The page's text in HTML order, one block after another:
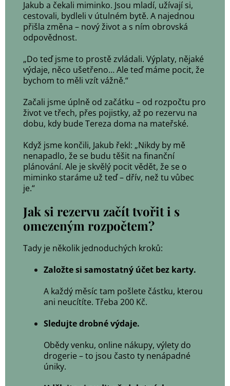
Jakub a čekali miminko. Jsou mladí, užívají si,
cestovali, bydleli v útulném bytě. A najednou
přišla změna – nový život a s ním obrovská
odpovědnost.
„Do teď jsme to prostě zvládali. Výplaty, nějaké
výdaje, něco ušetřeno… Ale teď máme pocit, že
bychom to měli vzít vážně.“
Začali jsme úplně od začátku – od rozpočtu pro
život ve třech, přes pojistky, až po rezervu na
dobu, kdy bude Tereza doma na mateřské.
Když jsme končili, Jakub řekl: „Nikdy by mě
nenapadlo, že se budu těšit na finanční
plánování. Ale je skvělý pocit vědět, že se o
miminko staráme už teď – dřív, než tu vůbec
je.“
Jak si rezervu začít tvořit i s
omezeným rozpočtem?
Tady je několik jednoduchých kroků:
Založte si samostatný účet bez karty.
A každý měsíc tam pošlete částku, kterou
ani neucítíte. Třeba 200 Kč.
Sledujte drobné výdaje.
Obědy venku, online nákupy, výlety do
drogerie – to jsou často ty nenápadné
úniky.